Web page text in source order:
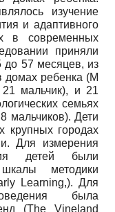
изучение
и адаптивного
в современных
приняли
до 57 месяцев, из
ребенка (M
мальчик), и 21
семьях
мальчиков). Дети
крупных городах
Для измерения
детей были
методики
Learning,). Для
была
(The Vineland